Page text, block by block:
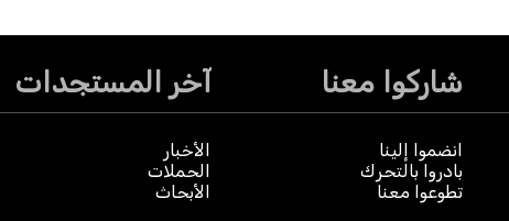
شاركوا معنا
انضموا إلينا
بادروا بالتحرك
تطوعوا معنا
آخر المستجدات
الأخبار
الحملات
الأبحاث